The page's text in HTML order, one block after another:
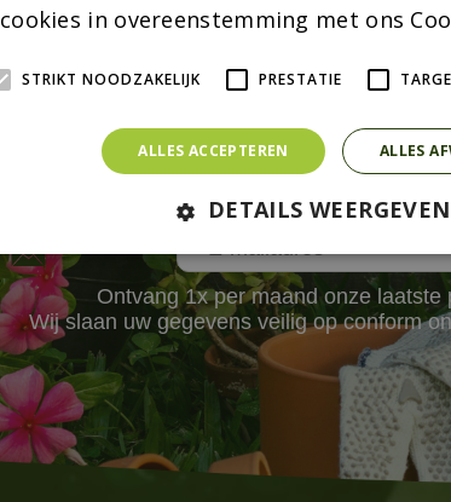
Wil jij helemaal niets
Ontvang 1x per maand onze laatste
Wij slaan uw gegevens veilig op conform
cookies in overeenstemming met ons
STRIKT NOODZAKELIJK PRESTATIE
ALLES ACCEPTEREN ALLES
DETAILS WEERGEVEN